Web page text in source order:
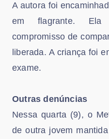
A autora foi
em flagrante.
compromisso de
liberada. A criança foi
exame.
Outras denúncias
Nessa quarta (9), o
de outra jovem